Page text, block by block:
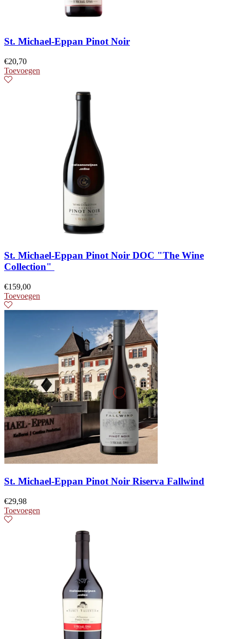
St. Michael-Eppan Pinot Noir
€20,70
Toevoegen
St. Michael-Eppan Pinot Noir DOC "The Wine
Collection"
€159,00
Toevoegen
St. Michael-Eppan Pinot Noir Riserva Fallwind
€29,98
Toevoegen